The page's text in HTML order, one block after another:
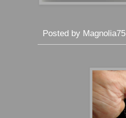
Posted by Magnolia75